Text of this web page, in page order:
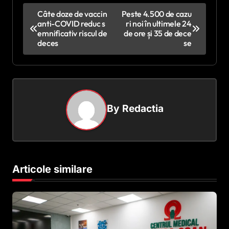
i
g
î
n
a
r
t
Câte doze de vaccin
anti-COVID reduc s
emnificativ riscul de
deces
Peste 4.500 de cazu
ri noi în ultimele 24
de ore și 35 de dece
se
By Redactia
Articole similare